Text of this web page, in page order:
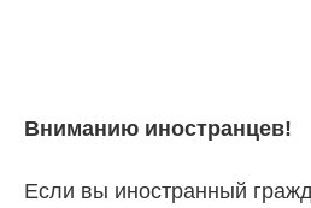
Вниманию иностранцев!
Если вы иностранный